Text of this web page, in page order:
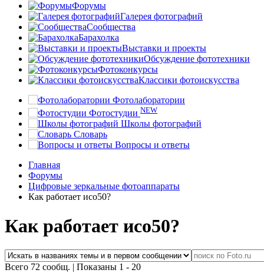
Форумы
Галерея фотографий
Сообщества
Барахолка
Выставки и проекты
Обсуждение фототехники
Фотоконкурсы
Классики фотоискусства
Фотолаборатории
Фотостудии NEW
Школы фотографий
Словарь
Вопросы и ответы
Главная
Форумы
Цифровые зеркальные фотоаппараты
Как работает исо50?
Как работает исо50?
Всего 72 сообщ. | Показаны 1 - 20